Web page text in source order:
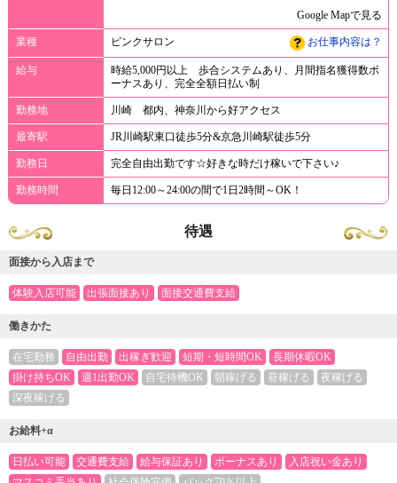
Google Mapで見る
業種 ピンクサロン お仕事内容は？
給与
時給5,000円以上 歩合システムあり、月間指名獲得数ボ
ーナスあり、完全全額日払い制
勤務地 川崎 都内、神奈川から好アクセス
最寄駅 JR川崎駅東口徒歩5分&京急川崎駅徒歩5分
勤務日 完全自由出勤です☆好きな時だけ稼いで下さい♪
勤務時間 毎日12:00～24:00の間で1日2時間～OK！
待遇
面接から入店まで
体験入店可能 出張面接あり 面接交通費支給
働きかた
在宅勤務 自由出勤 出稼ぎ歓迎 短期・短時間OK
長期休暇OK
掛け持ちOK
週1出勤OK 自宅待機OK 朝稼げる 昼稼げる
夜稼げる
深夜稼げる
お給料+α
日払い可能 交通費支給 給与保証あり ボーナスあり
入店祝い金あり